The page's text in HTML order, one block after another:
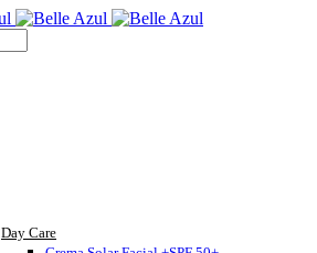
Day Care